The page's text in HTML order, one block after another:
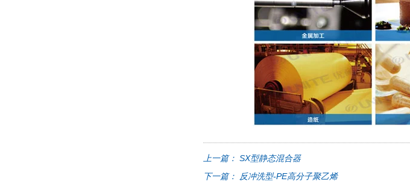
上一篇： SX型静态混合器
下一篇： 反冲洗型-PE高分子聚乙烯